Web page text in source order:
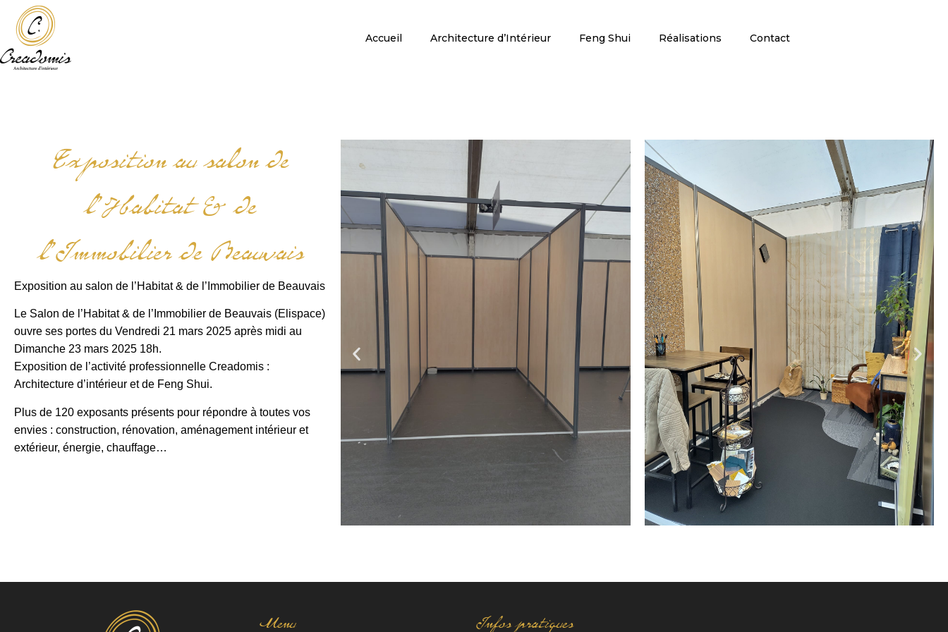
Accueil Architecture d’Intérieur Feng Shui Réalisations Contact
Exposition au salon de
l’Habitat & de
l’Immobilier de Beauvais
Exposition au salon de l’Habitat & de l’Immobilier de Beauvais
Le Salon de l’Habitat & de l’Immobilier de Beauvais (Elispace)
ouvre ses portes du Vendredi 21 mars 2025 après midi au
Dimanche 23 mars 2025 18h.
Exposition de l’activité professionnelle Creadomis :
Architecture d’intérieur et de Feng Shui.
Plus de 120 exposants présents pour répondre à toutes vos
envies : construction, rénovation, aménagement intérieur et
extérieur, énergie, chauffage…
Menu Infos pratiques